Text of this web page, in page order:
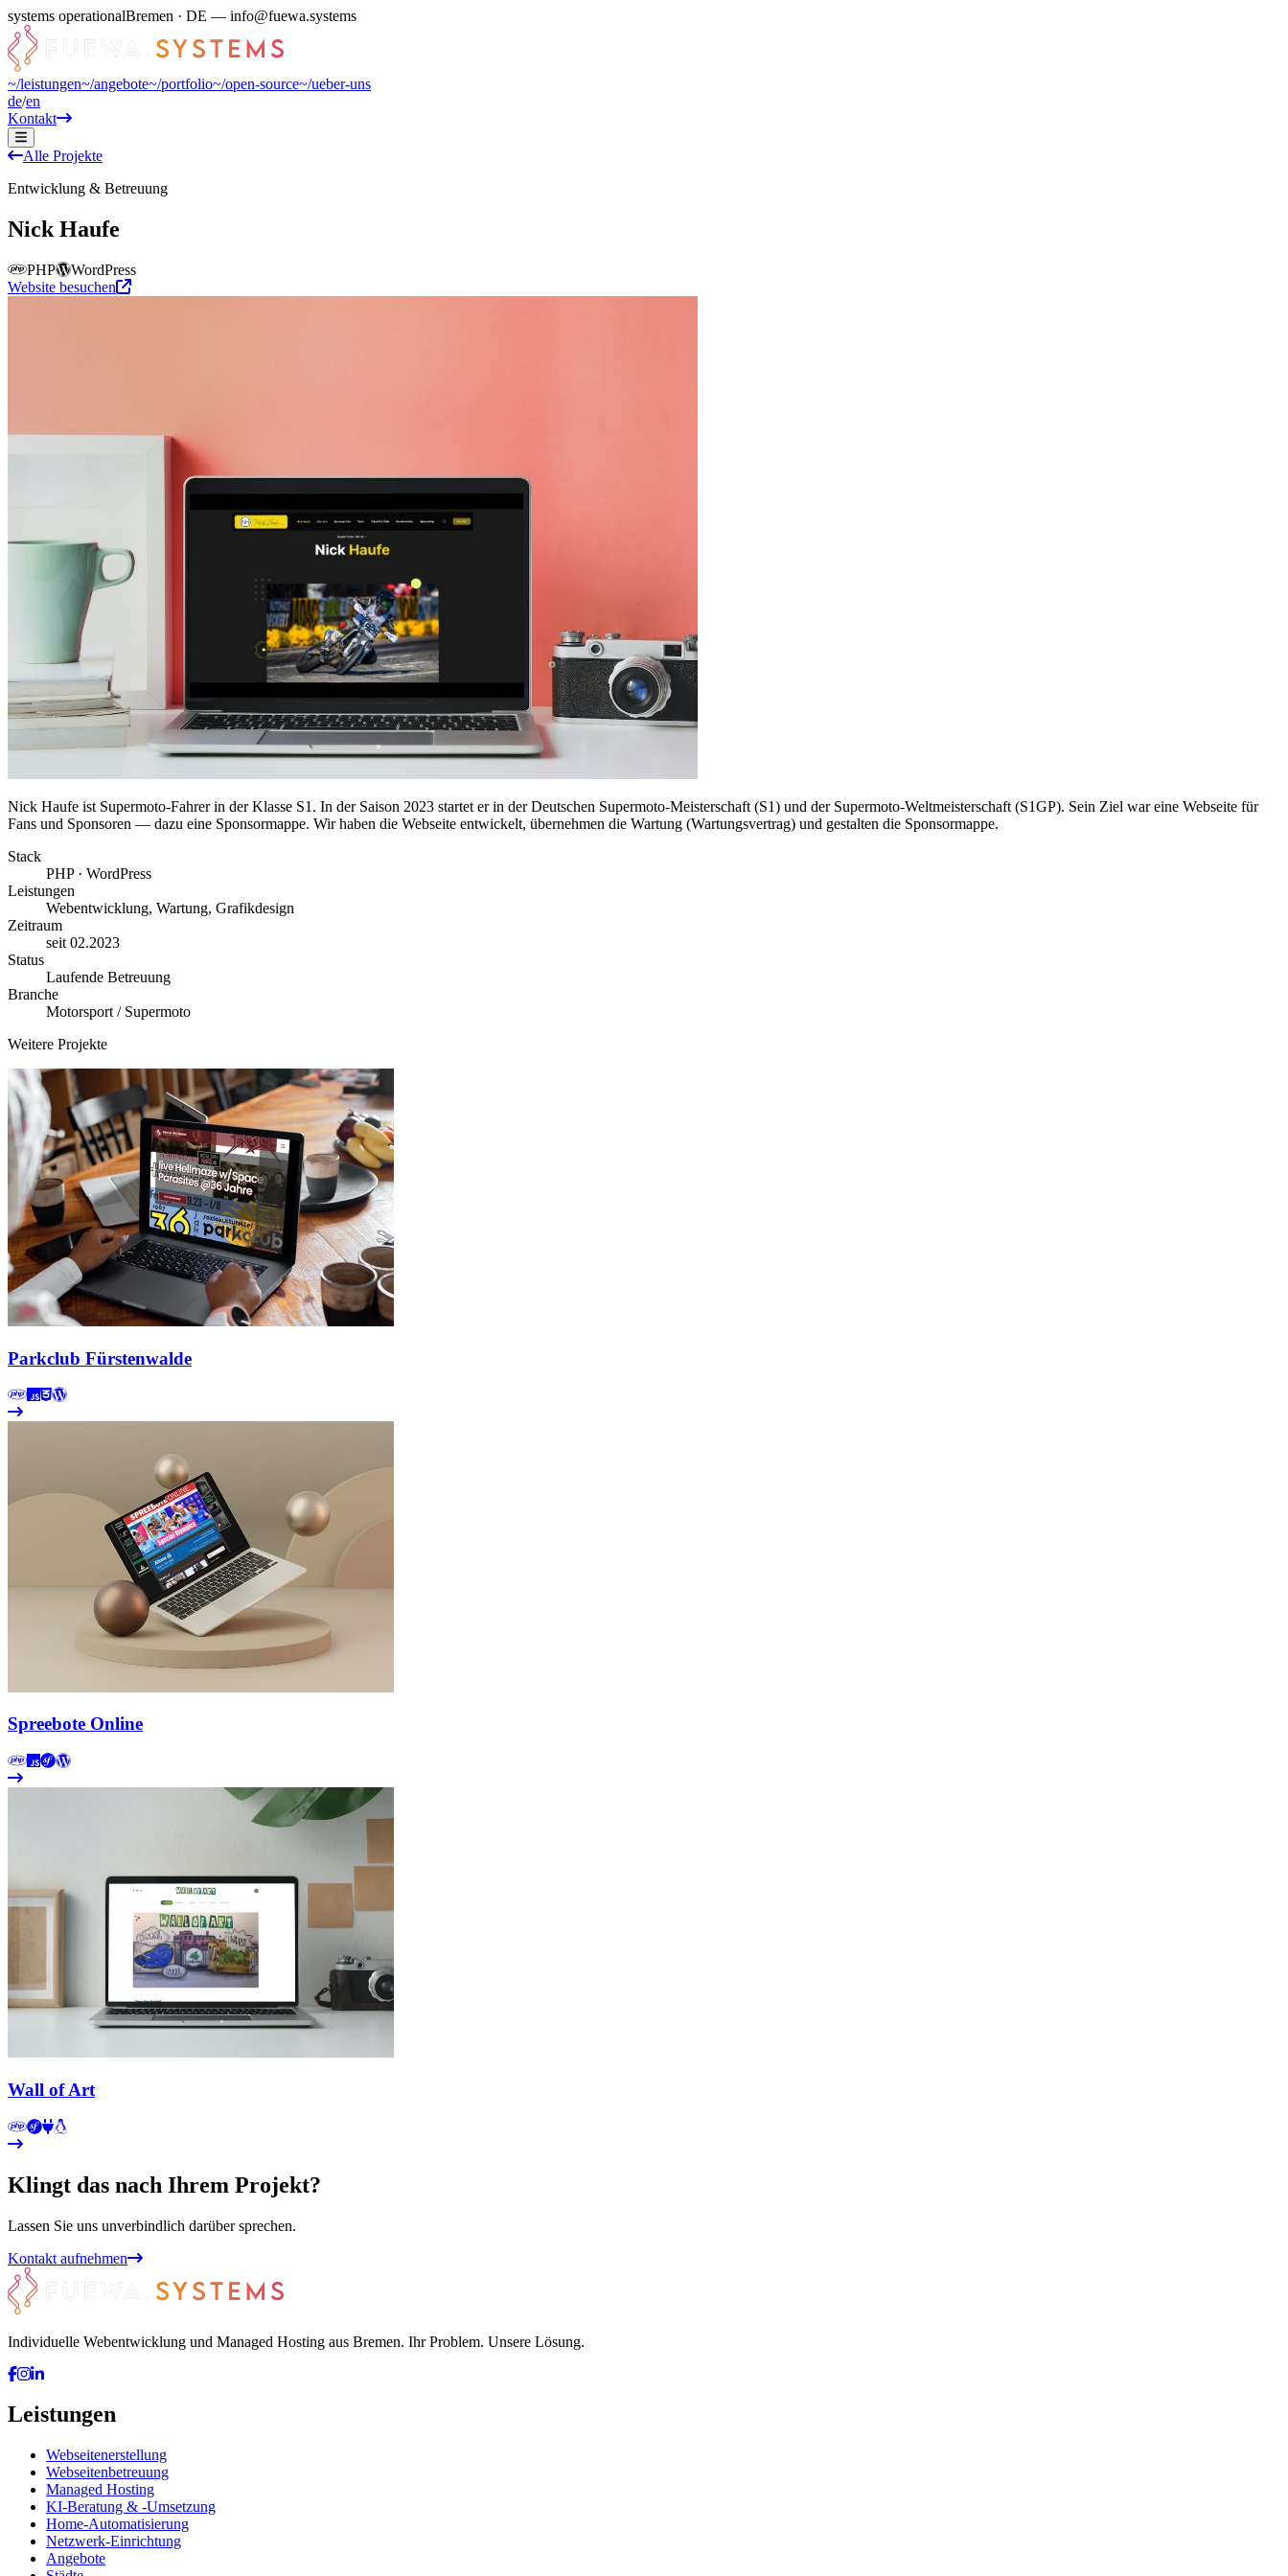
systems operationalBremen · DE — info@fuewa.systems
~/leistungen~/angebote~/portfolio~/open-source~/ueber-uns
de/en
Kontakt
Alle Projekte
Entwicklung & Betreuung
Nick Haufe
PHP
WordPress
Website besuchen
Nick Haufe ist Supermoto-Fahrer in der Klasse S1. In der Saison 2023 startet er in der Deutschen Supermoto-Meisterschaft (S1) und der Supermoto-Weltmeisterschaft (S1GP). Sein Ziel war eine Webseite für
Fans und Sponsoren — dazu eine Sponsormappe. Wir haben die Webseite entwickelt, übernehmen die Wartung (Wartungsvertrag) und gestalten die Sponsormappe.
Stack
PHP · WordPress
Leistungen
Webentwicklung, Wartung, Grafikdesign
Zeitraum
seit 02.2023
Status
Laufende Betreuung
Branche
Motorsport / Supermoto
Weitere Projekte
Parkclub Fürstenwalde
Spreebote Online
Wall of Art
Klingt das nach Ihrem Projekt?
Lassen Sie uns unverbindlich darüber sprechen.
Kontakt aufnehmen
Individuelle Webentwicklung und Managed Hosting aus Bremen. Ihr Problem. Unsere Lösung.
Leistungen
Webseitenerstellung
Webseitenbetreuung
Managed Hosting
KI-Beratung & -Umsetzung
Home-Automatisierung
Netzwerk-Einrichtung
Angebote